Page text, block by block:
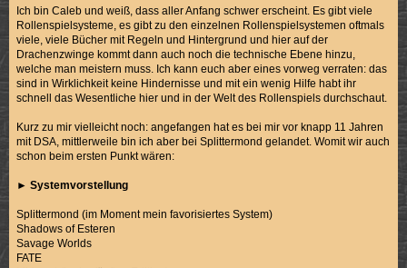
Ich bin Caleb und weiß, dass aller Anfang schwer erscheint. Es gibt viele
Rollenspielsysteme, es gibt zu den einzelnen Rollenspielsystemen oftmals
viele, viele Bücher mit Regeln und Hintergrund und hier auf der
Drachenzwinge kommt dann auch noch die technische Ebene hinzu,
welche man meistern muss. Ich kann euch aber eines vorweg verraten: das
sind in Wirklichkeit keine Hindernisse und mit ein wenig Hilfe habt ihr
schnell das Wesentliche hier und in der Welt des Rollenspiels durchschaut.
Kurz zu mir vielleicht noch: angefangen hat es bei mir vor knapp 11 Jahren
mit DSA, mittlerweile bin ich aber bei Splittermond gelandet. Womit wir auch
schon beim ersten Punkt wären:
►Systemvorstellung
Splittermond (im Moment mein favorisiertes System)
Shadows of Esteren
Savage Worlds
FATE